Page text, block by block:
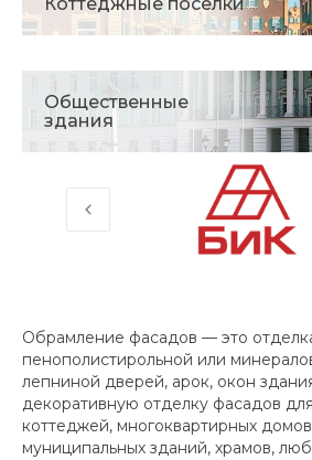
Общественные
здания
Обрамление фасадов — это
пенополистирольной или
лепниной дверей, арок, окон
декоративную отделку фасадов
коттеджей, многоквартирных
муниципальных зданий, храмов,